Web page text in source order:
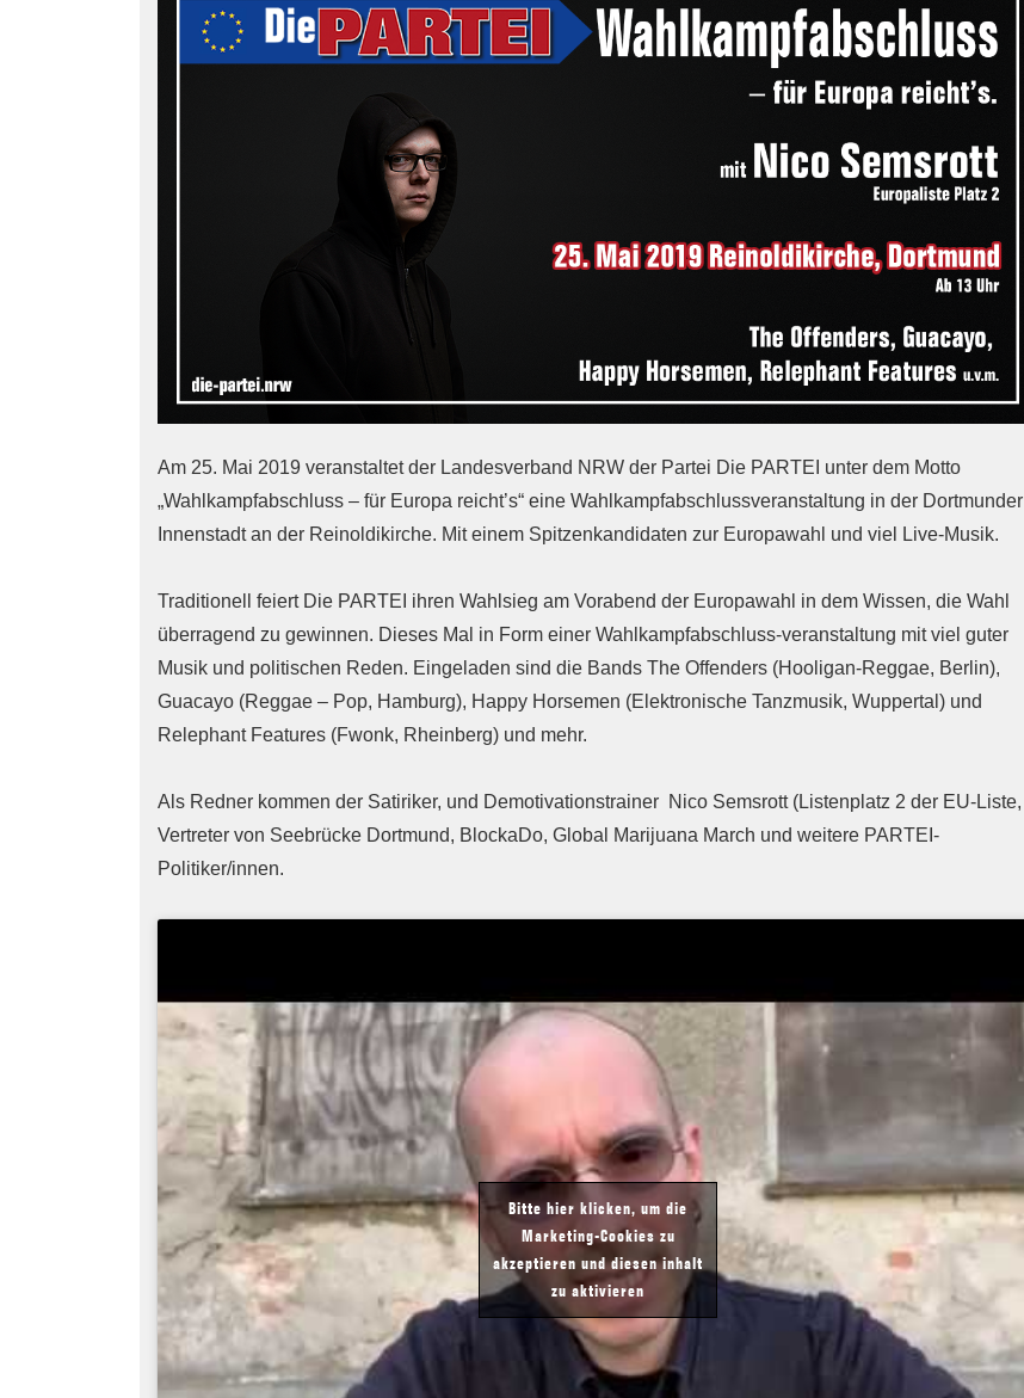
Am 25. Mai 2019 veranstaltet der Landesverband NRW der Partei Die PARTEI unter dem Motto
„Wahlkampfabschluss – für Europa reicht’s“ eine Wahlkampfabschlussveranstaltung in der Dortmunder
Innenstadt an der Reinoldikirche. Mit einem Spitzenkandidaten zur Europawahl und viel Live-Musik.
Traditionell feiert Die PARTEI ihren Wahlsieg am Vorabend der Europawahl in dem Wissen, die Wahl
überragend zu gewinnen. Dieses Mal in Form einer Wahlkampfabschluss-veranstaltung mit viel guter
Musik und politischen Reden. Eingeladen sind die Bands The Offenders (Hooligan-Reggae, Berlin),
Guacayo (Reggae – Pop, Hamburg), Happy Horsemen (Elektronische Tanzmusik, Wuppertal) und
Relephant Features (Fwonk, Rheinberg) und mehr.
Als Redner kommen der Satiriker, und Demotivationstrainer Nico Semsrott (Listenplatz 2 der EU-Liste,
Vertreter von Seebrücke Dortmund, BlockaDo, Global Marijuana March und weitere PARTEI-
Politiker/innen.
Bitte hier klicken, um die
Marketing-Cookies zu
akzeptieren und diesen inhalt
zu aktivieren